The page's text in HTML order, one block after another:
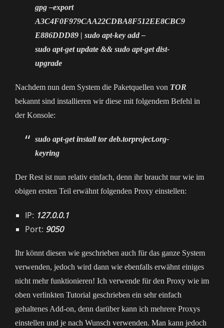
gpg –export
A3C4F0F979CAA22CDBA8F512EE8CBC9
E886DDD89 | sudo apt-key add –
sudo apt-get update && sudo apt-get dist-
upgrade
Nachdem nun dem System die Paketquellen von TOR
bekannt sind installieren wir diese mit folgendem Befehl in
der Konsole:
sudo apt-get install tor deb.torproject.org-
keyring
Der Rest ist nun relativ einfach, denn ihr braucht nur wie im
obigen ersten Teil erwähnt folgenden Proxy einstellen:
IP: 127.0.0.1
Port: 9050
Ihr könnt diesen wie geschrieben auch für das ganze System
verwenden, jedoch wird dann wie ebenfalls erwähnt einiges
nicht mehr funktionieren! Ich verwende für den Proxy wie im
oben verlinkten Tutorial geschrieben ein sehr einfach
gehaltenes Add-on, denn darüber kann ich mehrere Proxys
einstellen und je nach Wunsch verwenden. Man kann jedoch